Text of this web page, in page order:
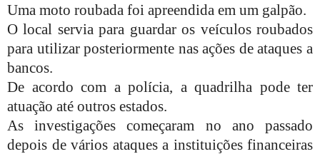
Uma moto roubada foi apreendida em um galpão.
O local servia para guardar os veículos roubados
para utilizar posteriormente nas ações de ataques a
bancos.
De acordo com a polícia, a quadrilha pode ter
atuação até outros estados.
As investigações começaram no ano passado
depois de vários ataques a instituições financeiras